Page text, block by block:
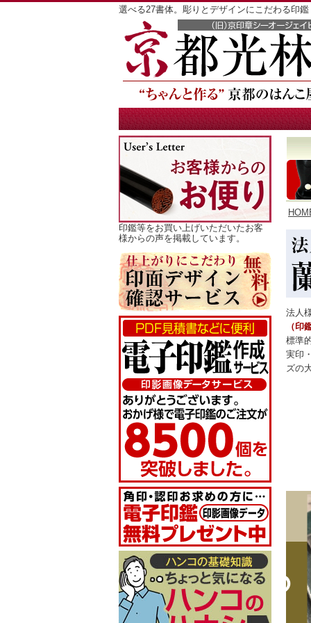
選べる27書体。彫りとデザインにこだわる印
印鑑等をお買い上げいただいたお客
様からの声を掲載しています。
法人
（印
標準
実印
ズの